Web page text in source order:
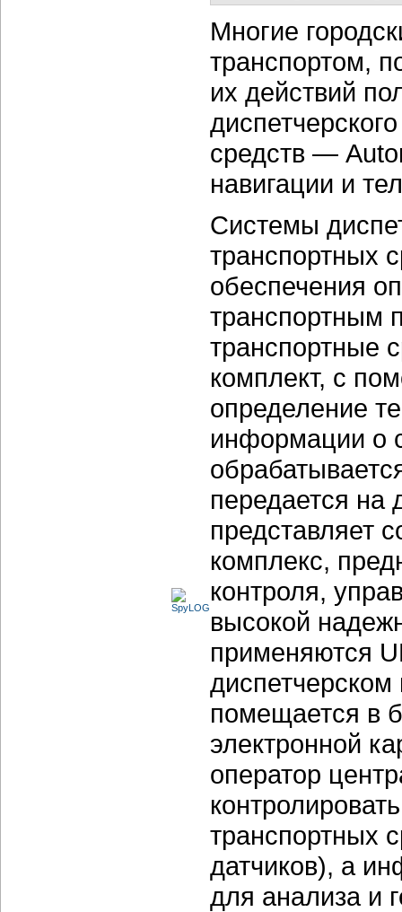
Многие
транспортом,
их действий
средств —
навигации и
Системы
транспортных
обеспечения
транспортным
транспортные
комплект, с
определение
информации о
передается на
представляет
комплекс,
контроля,
высокой
применяются
помещается в
электронной
оператор
транспортных
датчиков), а
для анализа и